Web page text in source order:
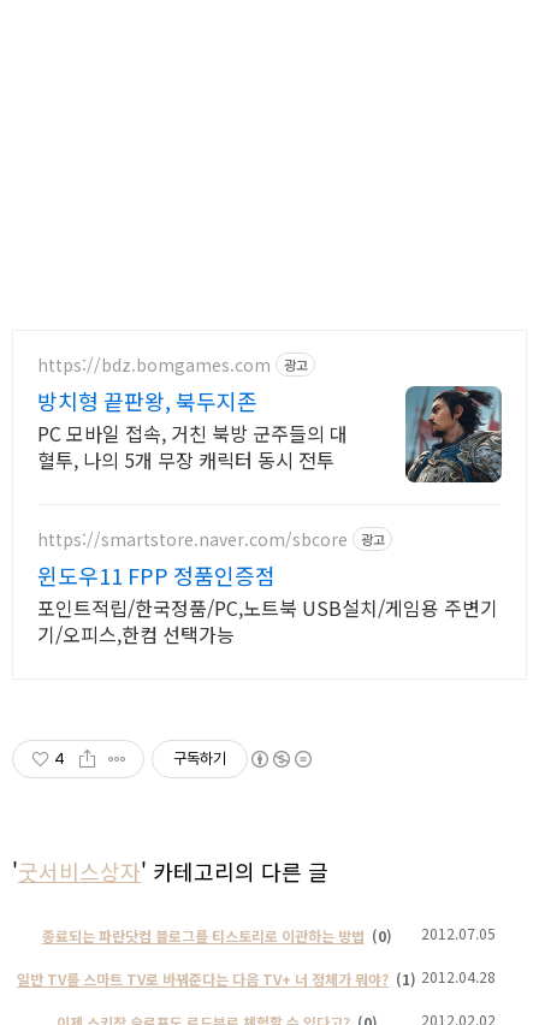
https://bdz.bomgames.com 광고
방치형 끝판왕, 북두지존
PC 모바일 접속, 거친 북방 군주들의 대
혈투, 나의 5개 무장 캐릭터 동시 전투
https://smartstore.naver.com/sbcore 광고
윈도우11 FPP 정품인증점
포인트적립/한국정품/PC,노트북 USB설치/게임용 주변기
기/오피스,한컴 선택가능
4 구독하기
'굿서비스상자' 카테고리의 다른 글
종료되는 파란닷컴 블로그를 티스토리로 이관하는 방법 (0) 2012.07.05
일반 TV를 스마트 TV로 바꿔준다는 다음 TV+ 너 정체가 뭐야? (1) 2012.04.28
2012.02.02